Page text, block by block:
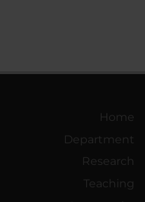
Home
Department
Research
Teaching